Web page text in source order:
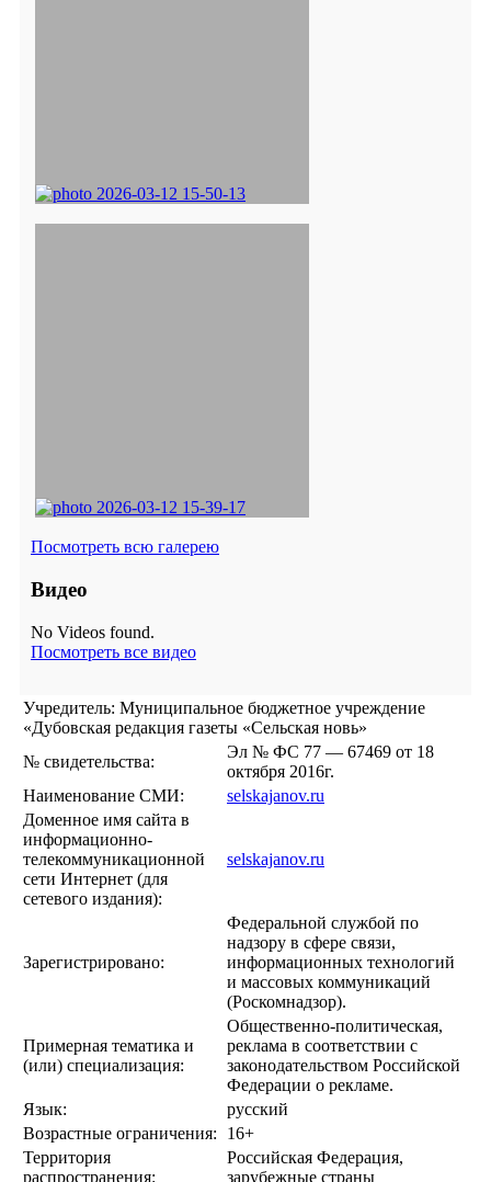
Посмотреть всю галерею
Видео
No Videos found.
Посмотреть все видео
Учредитель: Муниципальное бюджетное учреждение
«Дубовская редакция газеты «Сельская новь»
№ свидетельства:
Эл № ФС 77 — 67469 от 18
октября 2016г.
Наименование СМИ:
selskajanov.ru
Доменное имя сайта в
информационно-
телекоммуникационной
сети Интернет (для
сетевого издания):
selskajanov.ru
Зарегистрировано:
Федеральной службой по
надзору в сфере связи,
информационных технологий
и массовых коммуникаций
(Роскомнадзор).
Примерная тематика и
(или) специализация:
Общественно-политическая,
реклама в соответствии с
законодательством Российской
Федерации о рекламе.
Язык:
русский
Возрастные ограничения:
16+
Территория
распространения:
Российская Федерация,
зарубежные страны